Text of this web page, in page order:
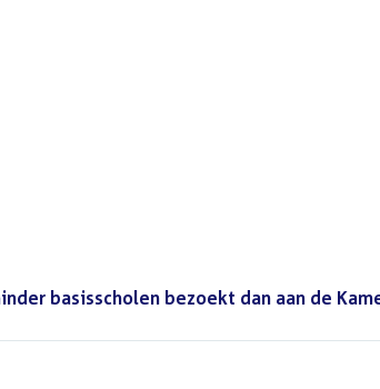
basisscholen bezoekt dan aan de